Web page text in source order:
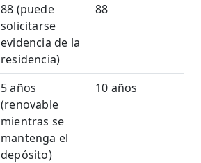
88 (puede
solicitarse
evidencia de la
residencia)
88
5 años
(renovable
mientras se
mantenga el
depósito)
10 años